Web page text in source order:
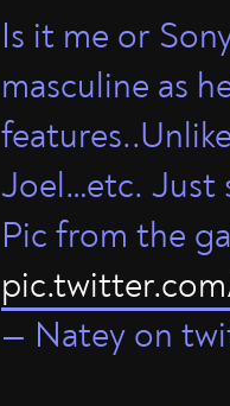
Is it me or
masculine as
Joel…etc. Just
Pic from the
— Natey on